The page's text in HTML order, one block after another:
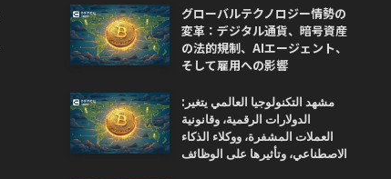
グローバルテクノロジー情勢の
変革：デジタル通貨、暗号資産
の法的規制、AIエージェント、
そして雇用への影響
مشهد التكنولوجيا العالمي يتغير:
الدولارات الرقمية، وقانونية
العملات المشفرة، ووكلاء الذكاء
الاصطناعي، وتأثيرها على الوظائف